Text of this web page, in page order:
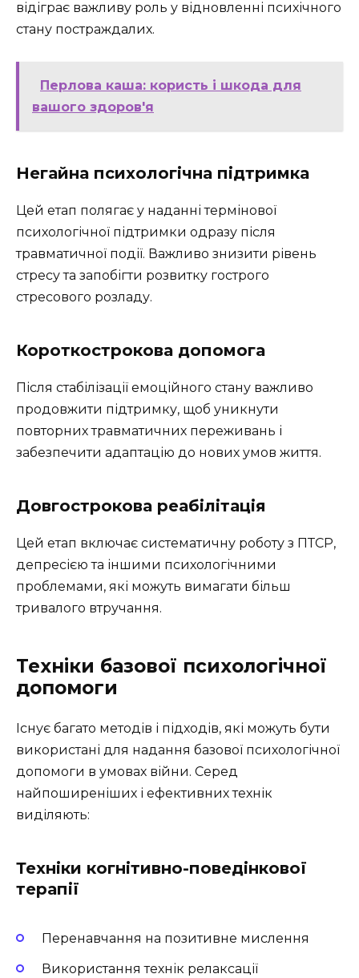
відіграє важливу роль у відновленні психічного
стану постраждалих.
Перлова каша: користь і шкода для
вашого здоров'я
Негайна психологічна підтримка
Цей етап полягає у наданні термінової
психологічної підтримки одразу після
травматичної події. Важливо знизити рівень
стресу та запобігти розвитку гострого
стресового розладу.
Короткострокова допомога
Після стабілізації емоційного стану важливо
продовжити підтримку, щоб уникнути
повторних травматичних переживань і
забезпечити адаптацію до нових умов життя.
Довгострокова реабілітація
Цей етап включає систематичну роботу з ПТСР,
депресією та іншими психологічними
проблемами, які можуть вимагати більш
тривалого втручання.
Техніки базової психологічної
допомоги
Існує багато методів і підходів, які можуть бути
використані для надання базової психологічної
допомоги в умовах війни. Серед
найпоширеніших і ефективних технік
виділяють:
Техніки когнітивно-поведінкової
терапії
Перенавчання на позитивне мислення
Використання технік релаксації